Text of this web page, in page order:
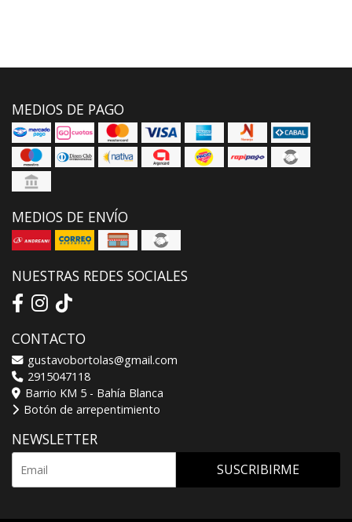
MEDIOS DE PAGO
MEDIOS DE ENVÍO
NUESTRAS REDES SOCIALES
CONTACTO
gustavobortolas@gmail.com
2915047118
Barrio KM 5 - Bahía Blanca
Botón de arrepentimiento
NEWSLETTER
SUSCRIBIRME